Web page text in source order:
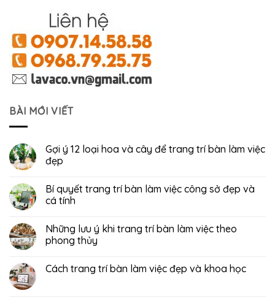
BÀI MỚI VIẾT
Gợi ý 12 loại hoa và cây để trang trí bàn làm việc
đẹp
Bí quyết trang trí bàn làm việc công sở đẹp và
cá tính
Những lưu ý khi trang trí bàn làm việc theo
phong thủy
Cách trang trí bàn làm việc đẹp và khoa học